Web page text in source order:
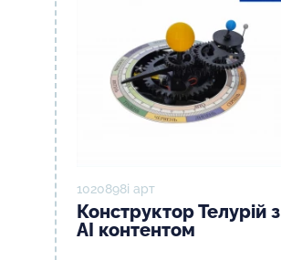
1020898і арт
Конструктор Телурій з
АІ контентом